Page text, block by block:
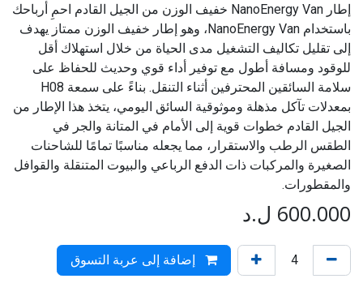
إطار NanoEnergy Van خفيف الوزن من الجيل القادم احمِ أرباحك
باستخدام NanoEnergy Van، وهو إطار خفيف الوزن ممتاز يهدف
إلى تقليل تكاليف التشغيل مدى الحياة من خلال استهلاك أقل
للوقود ومسافة أطول مع توفير أداء قوي وحديث للحفاظ على
سلامة السائقين المحترفين أثناء التنقل. بناءً على سمعة H08
بمعدلات تآكل مذهلة وموثوقية السائق اليومي، يتخذ هذا الإطار من
الجيل القادم خطوات قوية إلى الأمام في المتانة والجر في
الطقس الرطب والاستقرار، مما يجعله مناسبًا تمامًا للشاحنات
الصغيرة والمركبات ذات الدفع الرباعي والبيوت المتنقلة والقوافل
والمقطورات.
600.000 ل.د
إضافة إلى عربة التسوق